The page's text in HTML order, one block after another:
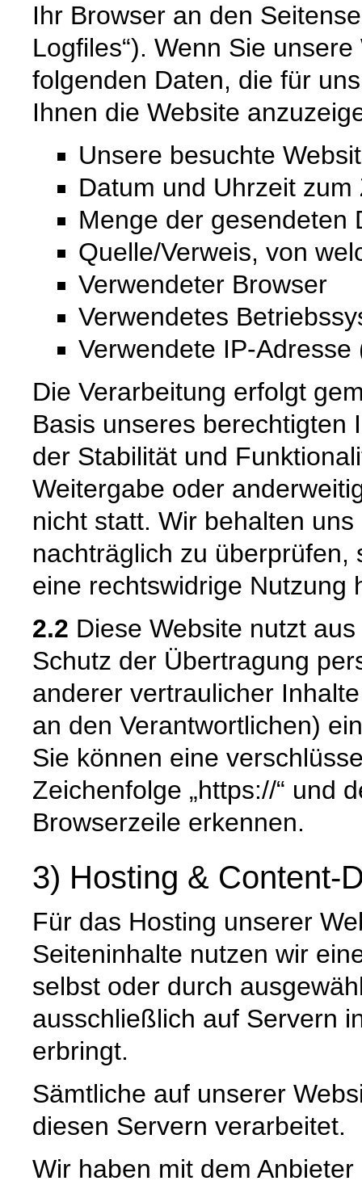
Ihr Browser an den
Logfiles“). Wenn Sie
folgenden Daten, die für
Ihnen die Website
Unsere besuchte
Datum und Uhrzeit
Menge der gesendeten
Quelle/Verweis, von
Verwendeter Browser
Verwendetes
Verwendete IP-
Die Verarbeitung erfolgt
Basis unseres berechtigten
der Stabilität und
Weitergabe oder
nicht statt. Wir behalten
nachträglich zu überprüfen,
eine rechtswidrige Nutzung
2.2 Diese Website nutzt
Schutz der Übertragung
anderer vertraulicher
an den Verantwortlichen)
Sie können eine
Zeichenfolge „https://“ und
Browserzeile erkennen.
3) Hosting & Content-
Für das Hosting unserer
Seiteninhalte nutzen wir
selbst oder durch
ausschließlich auf Servern
erbringt.
Sämtliche auf unserer
diesen Servern verarbeitet.
Wir haben mit dem Anbieter